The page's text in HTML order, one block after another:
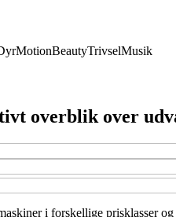
MotionBeautyTrivselMusik
overblik over
i forskellige prisklasser